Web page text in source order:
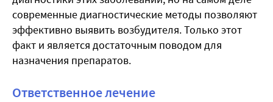
современные диагностические методы позволяют
эффективно выявить возбудителя. Только этот
факт и является достаточным поводом для
назначения препаратов.
Ответственное лечение